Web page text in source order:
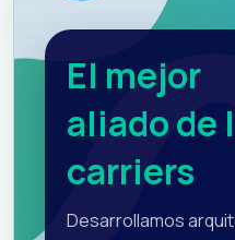
El mejor
aliado de
carriers
Desarrollamos